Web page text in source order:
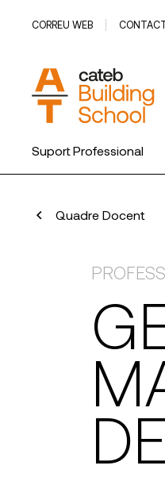
CORREU WEB
Suport Professional
Quadre Docent